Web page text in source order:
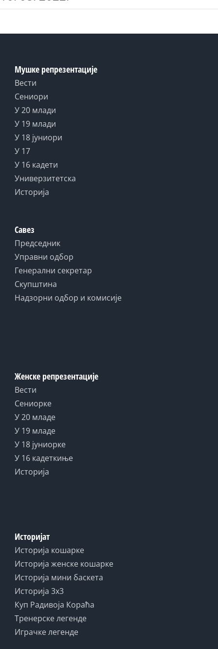
Мушке репрезентације
Вести
Сениори
У 20 млади
У 19 млади
У 18 јуниори
У 17
У 16 кадети
Универзитетска
Историја
Савез
Председник
Управни одбор
Генерални секретар
Скупштина
Надзорни одбор и комисије
Женске репрезентације
Вести
Сениорке
У 20 младе
У 19 младе
У 18 јуниорке
У 16 кадеткиње
Историја
Историјат
Историја кошарке
Историја женске кошарке
Историја мини баскета
Историја 3x3
Куп Радивоја Кораћа
Тренерске легенде
Играчке легенде